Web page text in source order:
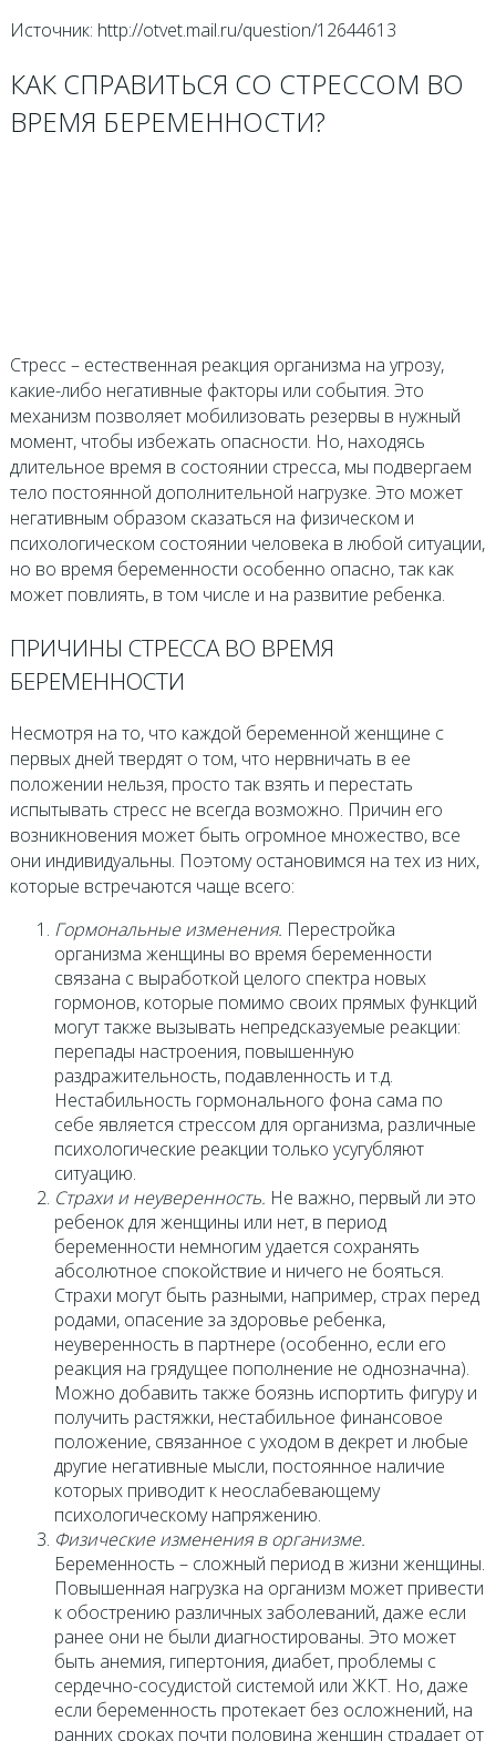
Источник: http://otvet.mail.ru/question/12644613
КАК СПРАВИТЬСЯ СО СТРЕССОМ ВО
ВРЕМЯ БЕРЕМЕННОСТИ?
Стресс – естественная реакция организма на угрозу,
какие-либо негативные факторы или события. Это
механизм позволяет мобилизовать резервы в нужный
момент, чтобы избежать опасности. Но, находясь
длительное время в состоянии стресса, мы подвергаем
тело постоянной дополнительной нагрузке. Это может
негативным образом сказаться на физическом и
психологическом состоянии человека в любой ситуации,
но во время беременности особенно опасно, так как
может повлиять, в том числе и на развитие ребенка.
ПРИЧИНЫ СТРЕССА ВО ВРЕМЯ
БЕРЕМЕННОСТИ
Несмотря на то, что каждой беременной женщине с
первых дней твердят о том, что нервничать в ее
положении нельзя, просто так взять и перестать
испытывать стресс не всегда возможно. Причин его
возникновения может быть огромное множество, все
они индивидуальны. Поэтому остановимся на тех из них,
которые встречаются чаще всего:
Гормональные изменения. Перестройка
организма женщины во время беременности
связана с выработкой целого спектра новых
гормонов, которые помимо своих прямых функций
могут также вызывать непредсказуемые реакции:
перепады настроения, повышенную
раздражительность, подавленность и т.д.
Нестабильность гормонального фона сама по
себе является стрессом для организма, различные
психологические реакции только усугубляют
ситуацию.
Страхи и неуверенность. Не важно, первый ли это
ребенок для женщины или нет, в период
беременности немногим удается сохранять
абсолютное спокойствие и ничего не бояться.
Страхи могут быть разными, например, страх перед
родами, опасение за здоровье ребенка,
неуверенность в партнере (особенно, если его
реакция на грядущее пополнение не однозначна).
Можно добавить также боязнь испортить фигуру и
получить растяжки, нестабильное финансовое
положение, связанное с уходом в декрет и любые
другие негативные мысли, постоянное наличие
которых приводит к неослабевающему
психологическому напряжению.
Физические изменения в организме.
Беременность – сложный период в жизни женщины.
Повышенная нагрузка на организм может привести
к обострению различных заболеваний, даже если
ранее они не были диагностированы. Это может
быть анемия, гипертония, диабет, проблемы с
сердечно-сосудистой системой или ЖКТ. Но, даже
если беременность протекает без осложнений, на
ранних сроках почти половина женщин страдает от